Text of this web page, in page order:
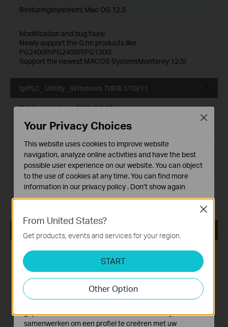
Besturingssysteem: Mac OS 12.5
Modification and bug fixes:
Newly support the G.hn products like
PG2400P/PG2405P/PG1200;
Support the newest MACOS System(Monterey 12.5)
tpPLC_ Utility _Windows 7/8/8.1/10/11
Publicatiedatum:2022-06-27
Taal:Meertalig
Besturingssysteem: Windows 7/8/8.1/10/11
Publicatiedatum:2021-12-29
Taal:Engels
Bestandsgrootte: 72.20 MB
Besturingssysteem: Windows 7/8/8.1/10/11
From United States?
Get products, events and services for your region.
START
Other Option
Close
Your Privacy Choices
This website uses cookies to improve website
navigation, analyze online activities and have the best
possible user experience on our website. You can object
to the use of cookies at any time. You can find more
information in our privacy policy . Don’t show again
Deze cookies zijn noodzakelijk voor de werking van de
website en kunnen niet worden uitgeschakeld.
Cookies voor analyse geven ons de mogelijkheid uw
activiteiten op onze website te volgen en zo de
functionaliteit van de website aan te passen en te
verbeteren.
Marketing cookies kunnen op onze website worden
geplaatst door externe adverteerders waar wij mee
samenwerken om een profiel te creëren met uw
Close